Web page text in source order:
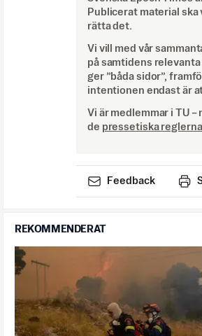
Publicerat material ska
rätta det.
Vi vill med vår
på samtidens
ger ”båda sidor”,
intentionen endast är
Vi är medlemmar i TU
de pressetiska reglerna
Feedback
REKOMMENDERAT